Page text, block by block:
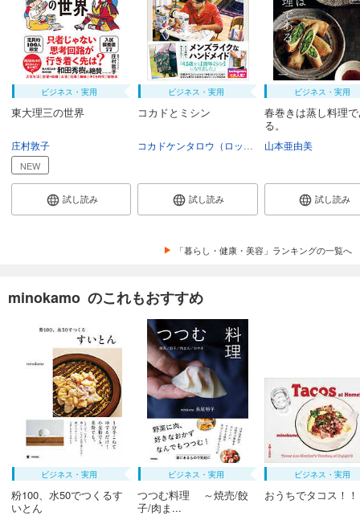
ビジネス・実用
東大理三の世界
庄村敦子
NEW
試し読み
ビジネス・実用
コカドとミシン
試し読み
ビジネス・実用
春巻きは蒸し料理
る。
山本亜由美
試し読み
「暮らし・健康・美容」ランキングの一覧へ
minokamo のこれもおすすめ
ビジネス・実用
粉100、水50でつくるす
いとん
ビジネス・実用
つつむ料理 ～焼売/餃
子/肉ま...
ビジネス・実用
おうちでタコス！！